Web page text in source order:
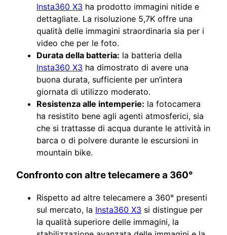
Insta360 X3 ha prodotto immagini nitide e
dettagliate. La risoluzione 5,7K offre una
qualità delle immagini straordinaria sia per i
video che per le foto.
Durata della batteria: la batteria della
Insta360 X3 ha dimostrato di avere una
buona durata, sufficiente per un’intera
giornata di utilizzo moderato.
Resistenza alle intemperie: la fotocamera
ha resistito bene agli agenti atmosferici, sia
che si trattasse di acqua durante le attività in
barca o di polvere durante le escursioni in
mountain bike.
Confronto con altre telecamere a 360°
Rispetto ad altre telecamere a 360° presenti
sul mercato, la Insta360 X3 si distingue per
la qualità superiore delle immagini, la